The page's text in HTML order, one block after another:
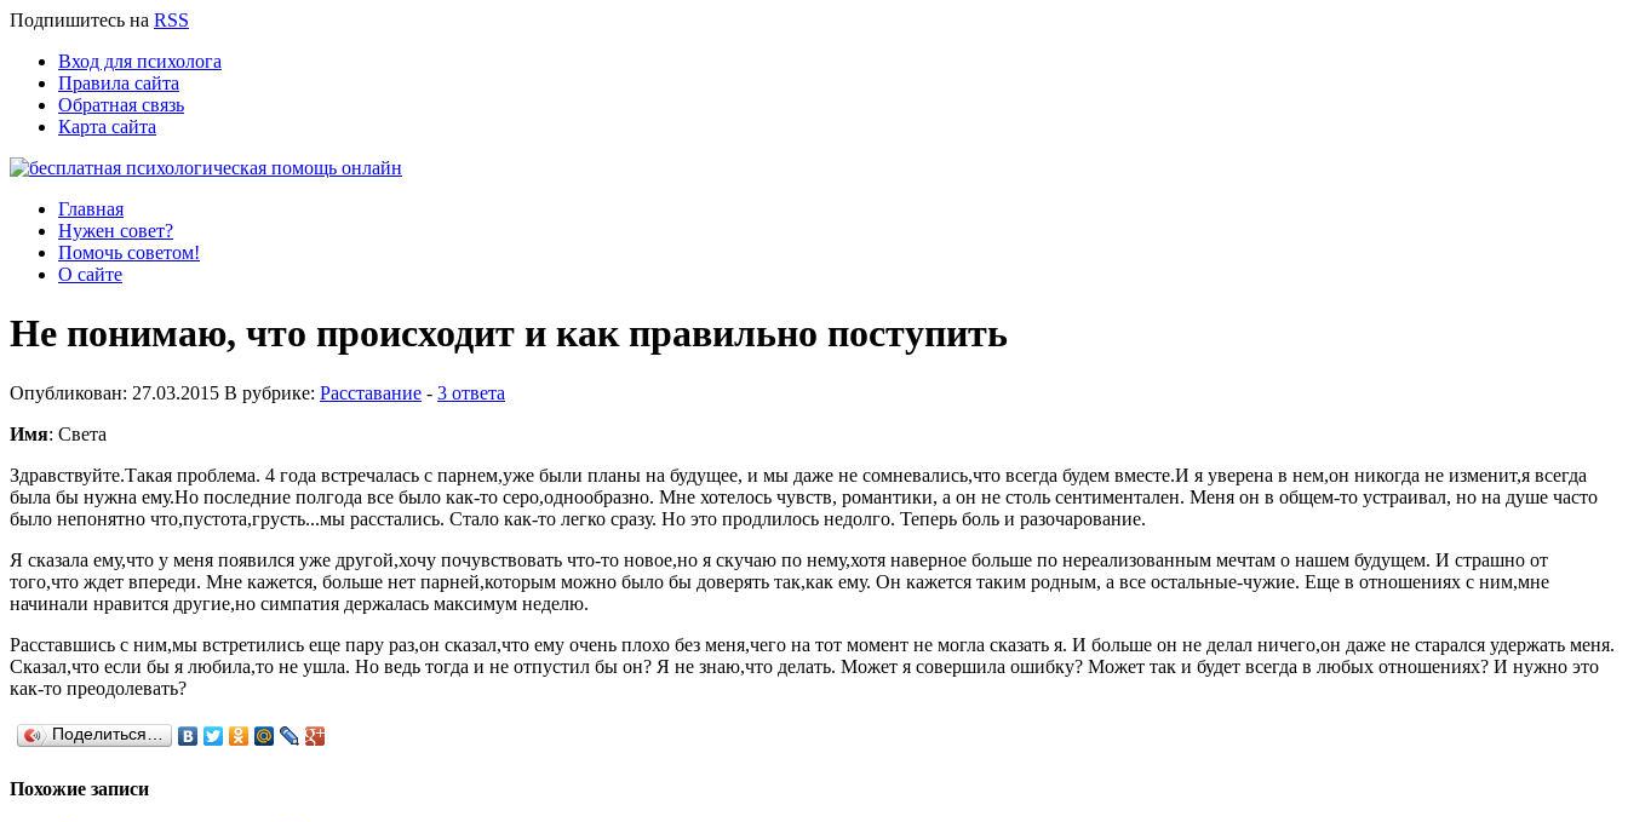
Подпишитесь на RSS
Вход для психолога
Правила сайта
Обратная связь
Карта сайта
Главная
Нужен совет?
Помочь советом!
О сайте
Не понимаю, что происходит и как правильно поступить
Опубликован: 27.03.2015 В рубрике: Расставание - 3 ответа
Имя: Света
Здравствуйте.Такая проблема. 4 года встречалась с парнем,уже были планы на будущее, и мы даже не сомневались,что всегда будем вместе.И я уверена в нем,он никогда не изменит,я всегда
была бы нужна ему.Но последние полгода все было как-то серо,однообразно. Мне хотелось чувств, романтики, а он не столь сентиментален. Меня он в общем-то устраивал, но на душе часто
было непонятно что,пустота,грусть...мы расстались. Стало как-то легко сразу. Но это продлилось недолго. Теперь боль и разочарование.
Я сказала ему,что у меня появился уже другой,хочу почувствовать что-то новое,но я скучаю по нему,хотя наверное больше по нереализованным мечтам о нашем будущем. И страшно от
того,что ждет впереди. Мне кажется, больше нет парней,которым можно было бы доверять так,как ему. Он кажется таким родным, а все остальные-чужие. Еще в отношениях с ним,мне
начинали нравится другие,но симпатия держалась максимум неделю.
Расставшись с ним,мы встретились еще пару раз,он сказал,что ему очень плохо без меня,чего на тот момент не могла сказать я. И больше он не делал ничего,он даже не старался удержать меня.
Сказал,что если бы я любила,то не ушла. Но ведь тогда и не отпустил бы он? Я не знаю,что делать. Может я совершила ошибку? Может так и будет всегда в любых отношениях? И нужно это
как-то преодолевать?
Поделиться…
Похожие записи